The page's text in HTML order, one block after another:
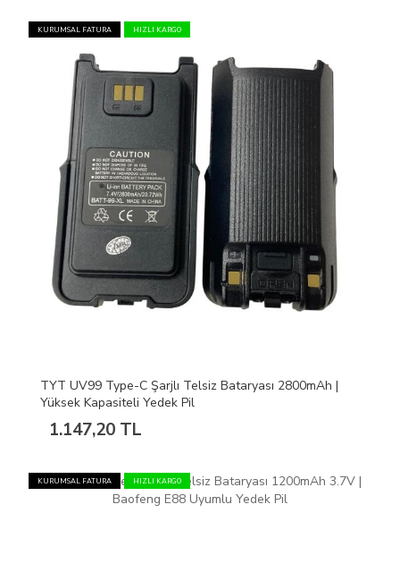
KURUMSAL FATURA HIZLI KARGO
TYT UV99 Type-C Şarjlı Telsiz Bataryası 2800mAh |
Yüksek Kapasiteli Yedek Pil
1.147,20 TL
KURUMSAL FATURA HIZLI KARGO